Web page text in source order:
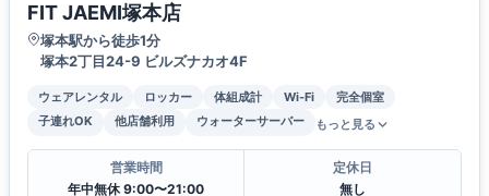
FIT JAEMI塚本店
塚本駅から徒歩1分
塚本2丁目24-9 ビルズナカオ4F
ウェアレンタル ロッカー 体組成計 Wi-Fi
完全個室
子連れOK
他店舗利用 ウォーターサーバー もっと見る
営業時間
年中無休 9:00〜21:00
定休日
無し